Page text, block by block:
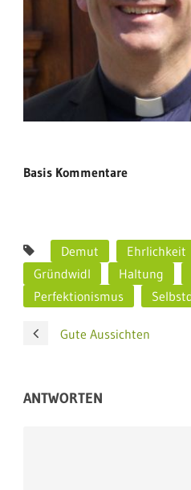
Basis Kommentare
Demut Ehrlichkeit
Gründwidl
Haltung
Perfektionismus
Gute Aussichten
ANTWORTEN